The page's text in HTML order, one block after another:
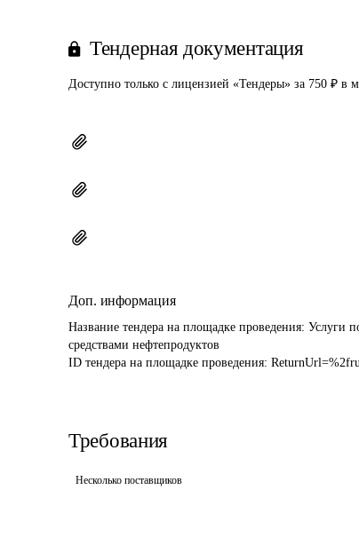
Тендерная документация
Доступно только с лицензией «Тендеры» за 750 ₽ в
Доп. информация
Название тендера на площадке проведения: Услуги
средствами нефтепродуктов
ID тендера на площадке проведения:
Требования
Несколько поставщиков